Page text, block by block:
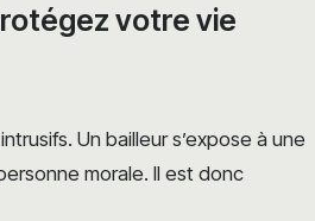
votre vie
Un bailleur s’expose à une
morale. Il est donc